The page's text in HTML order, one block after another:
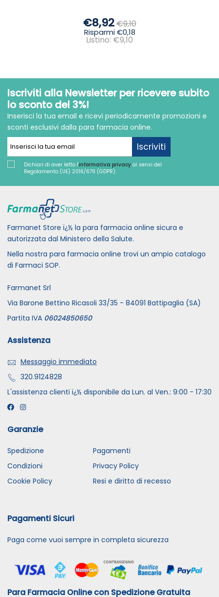
€8,92€9,10
Risparmi €0,18
Listino: €9,10
Iscriviti alla Newsletter per ricevere subito
lo sconto del 3%!
Inserisci la tua email e ricevi periodicamente promozioni e
sconti esclusivi dalla para farmacia online.
Iscriviti
Dichiari di aver letto l'informativa privacy ai sensi del
Regolamento (UE) 2016/679 (GDPR).
Farmanet Store ï¿½ la para farmacia online sicura e
autorizzata dal Ministero della Salute.
Nella nostra para farmacia online trovi un ampio catalogo
di Farmaci SOP.
Farmanet Srl
Via Barone Bettino Ricasoli 33/35 - 84091 Battipaglia (SA)
Partita IVA 06024850650
Assistenza
Messaggio immediato
320.9124828
L'assistenza clienti ï¿½ disponibile da Lun. al Ven.: 9:00 - 17:30
Garanzie
Spedizione
Pagamenti
Condizioni
Privacy Policy
Cookie Policy
Resi e diritto di recesso
Pagamenti Sicuri
Paga come vuoi sempre in completa sicurezza
Para Farmacia Online con Spedizione Gratuita